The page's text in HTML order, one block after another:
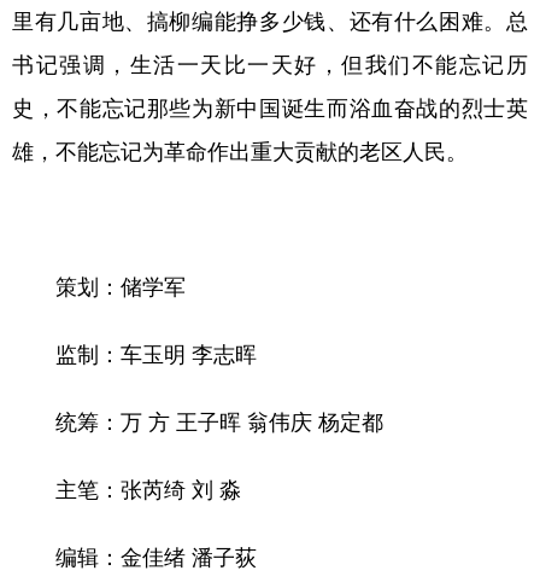
里有几亩地、搞柳编能挣多少钱、还有什么困难。总
书记强调，生活一天比一天好，但我们不能忘记历
史，不能忘记那些为新中国诞生而浴血奋战的烈士英
雄，不能忘记为革命作出重大贡献的老区人民。
策划：储学军
监制：车玉明 李志晖
统筹：万 方 王子晖 翁伟庆 杨定都
主笔：张芮绮 刘 淼
编辑：金佳绪 潘子荻